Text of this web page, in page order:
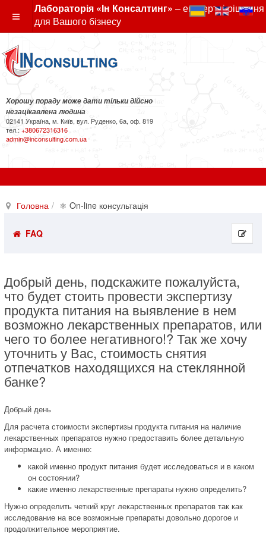
Лабораторія «Ін Консалтинг» – експертні рішення
для Вашого бізнесу
Хорошу пораду може дати тільки дійсно
незацікавлена людина
02141 Україна, м. Київ, вул. Руденко, 6а, оф. 819
тел.: +380672316316
admin@inconsulting.com.ua
Головна ⚛ On-line консультація
FAQ
Добрый день, подскажите пожалуйста,
что будет стоить провести экспертизу
продукта питания на выявление в нем
возможно лекарственных препаратов, или
чего то более негативного!? Так же хочу
уточнить у Вас, стоимость снятия
отпечатков находящихся на стеклянной
банке?
Добрый день
Для расчета стоимости экспертизы продукта питания на наличие
лекарственных препаратов нужно предоставить более детальную
информацию. А именно:
какой именно продукт питания будет исследоваться и в каком
он состоянии?
какие именно лекарственные препараты нужно определить?
Нужно определить четкий круг лекарственных препаратов так как
исследование на все возможные препараты довольно дорогое и
продолжительное мероприятие.